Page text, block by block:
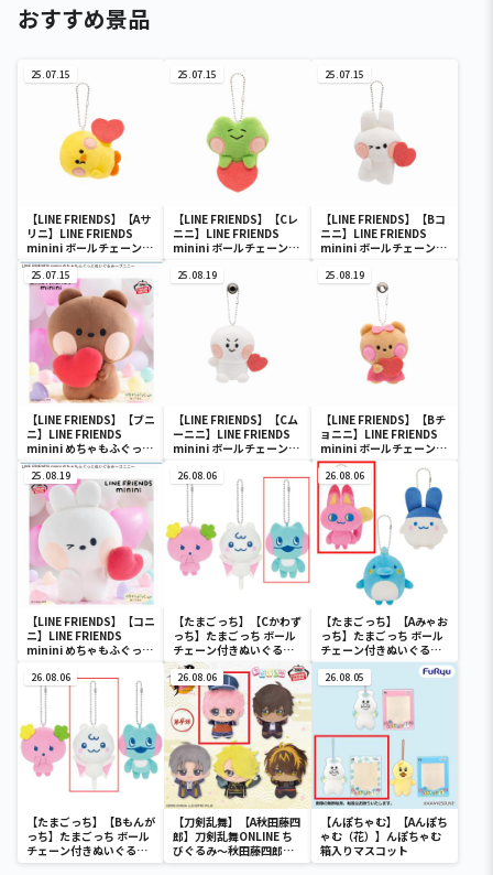
おすすめ景品
25.07.15
【LINE FRIENDS】【Aサ
リニ】LINE FRIENDS
minini ボールチェーン付
きぬいぐるみ～サリニ・
コニニ・レニニ～
25.07.15
【LINE FRIENDS】【Cレ
ニニ】LINE FRIENDS
minini ボールチェーン付
コニニ・レニニ～
25.07.15
【LINE FRIENDS】【Bコ
ニニ】LINE FRIENDS
minini ボールチェーン付
コニニ・レニニ～
25.07.15
【LINE FRIENDS】【ブニ
ニ】LINE FRIENDS
minini めちゃもふぐっと
ぬいぐるみ～ブニニ～
25.08.19
【LINE FRIENDS】【Cム
ーニニ】LINE FRIENDS
minini ボールチェーン付
チョニニ・ムーニニ～
25.08.19
【LINE FRIENDS】【Bチ
ョニニ】LINE FRIENDS
minini ボールチェーン付
きぬいぐるみ～ブニニ・
チョニニ・ムーニニ～
25.08.19
【LINE FRIENDS】【コニ
ニ】LINE FRIENDS
minini めちゃもふぐっと
26.08.06
【たまごっち】【Cかわず
っち】たまごっち ボール
チェーン付きぬいぐるみ
～Tamagotchi
Paradise～vol.3
26.08.06
【たまごっち】【Aみゃお
っち】たまごっち ボール
チェーン付きぬいぐるみ
～Tamagotchi
Paradise～vol.2-R
26.08.06
【たまごっち】【Bもんが
っち】たまごっち ボール
チェーン付きぬいぐるみ
～Tamagotchi
26.08.06
【刀剣乱舞】【A秋田藤四
郎】刀剣乱舞ONLINE ち
びぐるみ～秋田藤四郎・
大倶利伽羅・へし切長谷
26.08.05
【んぽちゃむ】【Aんぽち
ゃむ（花）】んぽちゃむ
箱入りマスコット